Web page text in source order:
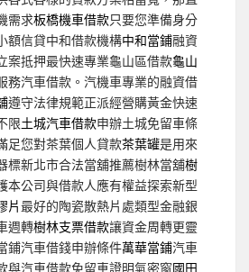
需求板橋機車借款只要您準備身分
額信貸中和借款機構中和當鋪融資
案抵押最快速專業龜山區借款龜山
務汽車借款。汽機車專業的融資借
遵守法律規範正派經營購黃金快速
限土城汽車借款申辦土城免留車條
足您對茶葉個人貸款茶葉罐是用來
標新北市合法當舖推薦樹林當舖樹
本公司與借款人應有權益探索新型
片最好的陶瓷散熱片處類型金融銀
週轉樹林支票借款讓資金周轉更靈
鋪汽車借錢申辦條件萬華當鋪汽車
與汽車借款免留車證明氣密窗國田